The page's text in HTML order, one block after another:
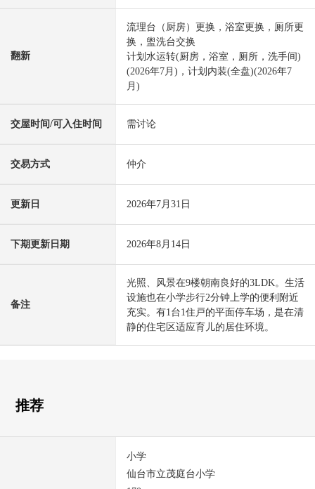
翻新
流理台（厨房）更换，浴室更换，厕所更
换，盥洗台交换
计划水运转(厨房，浴室，厕所，洗手间)
(2026年7月)，计划内装(全盘)(2026年7
月)
交屋时间/可入住时间 需讨论
交易方式 仲介
更新日 2026年7月31日
下期更新日期 2026年8月14日
备注
光照、风景在9楼朝南良好的3LDK。生活
设施也在小学步行2分钟上学的便利附近
充实。有1台1住戸的平面停车场，是在清
静的住宅区适应育儿的居住环境。
推荐
小学
仙台市立茂庭台小学